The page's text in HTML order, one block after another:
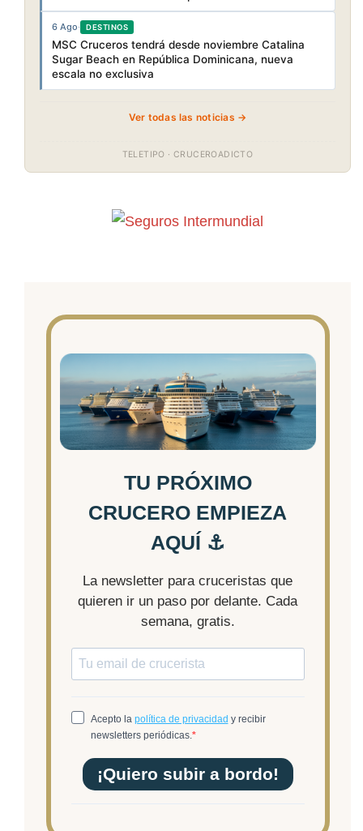
6 Ago· DESTINOS
MSC Cruceros tendrá desde noviembre Catalina
Sugar Beach en República Dominicana, nueva
escala no exclusiva
Ver todas las noticias →
TELETIPO · CRUCEROADICTO